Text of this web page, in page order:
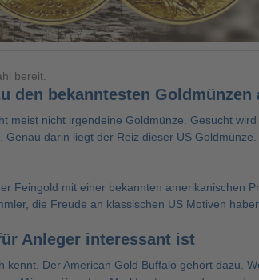
bereit.
den bekanntesten Goldmünzen
meist nicht irgendeine Goldmünze. Gesucht
darin liegt der Reiz dieser US
Feingold mit einer bekannten amerikanischen
die Freude an klassischen US Motiven
Anleger interessant ist
Der American Gold Buffalo gehört dazu.